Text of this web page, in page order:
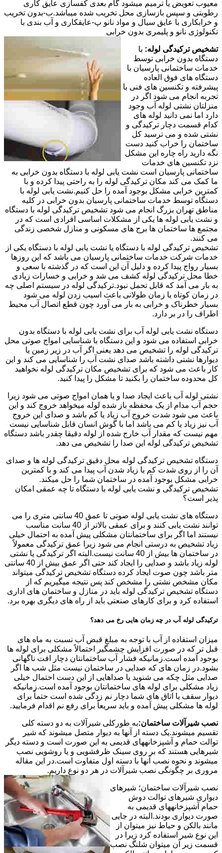
معیوب تعویض یا ترمیم میشود گام بعدی کفسازی عایق کاری
رطوبتی و سپس بازسازی محل تخریب شده میباشد.ب-بدون تخریب
و خرابکاری با عایق سیال و مواد نانو پ-عایقکاری و آب بندی با
تکنولوژی نانو و پلیمری بدون خرابی
تشخیص ترکیدگی لوله: با
دستگاه بدون خرابی توسط
خدمات ساختمانی پارسیان با
دستگاه های فوق العاده
پیشرفته و تکنسین های فنی با
تجربه انجام می شود اگر در
منزلتان نشتی لوله آب وجود
دارد اما نمی دانید لوله های
کدام قسمت دچار ترکیدگی و
نشتی شده و می ترسید کل
ساختمان را خراب کنید دست
نگه دارید راه چاره این مشکل
نزد تکنسین های خدمات
ساختمانی پارسیان است نشت یابی لوله با دستگاه بدون خرابی به
ما کمک می کند مکان ترکیدگی لوله را به راحتی پیدا کرده و با
کمترین خرابی مشکل بوجود آمده را حل کنیم.نشت یابی لوله با
دستگاه توسط خدمات ساختمانی پارسیان بدون خرابی در کلیه
مناطق تهران بزرگ انجام می شود تشخیص ترکیدگی لوله با دستگاه
و نشت یابی لوله ها یکی از مشکلات اساسی افرادی است که در
مجتمع ها ساختمان ها برج های مسکونی و منازل شخصی زندگی
می کنند.
تشخیص ترکیدگی لوله با دستگاه یا نشت یابی لوله با دستگاه یکی از
خدمات شرکت خدمات ساختمانی پارسیان می باشد که این روزها
بسیار رواج پیدا کرده و دلیل آن این است که در گذشته با سعی و
خطا محل ترکیدگی لوله کشف می شد و خرابی و خسارات زیادی
به بار می آمد که قابل تحمل نبود.ترکیدگی لوله در سیستم اصلی چه
در زمان کوتاه یا زمان طولانی باعث اسیب زدن لوله می شود
بسیار خطرناک و خرابی به بار می آورد چون قطع اتصال آب محیط
اطراف را در بر دارد.
دستگاه نشت یابی لوله آب برای نشت یابی لوله با دستگاه بدون
خرابی استفاده می شود و این دستگاه با شناسایی امواج صوتی محل
ترکیدگی لوله را تشخیص می دهد یعنی اگر آب در زیر زمین یا
دیوارها نشتی داشته باشد صدای نشت آب را شناسایی می کند و این
کار باعث می شود که برای تشخیص مکان ترکیدگی لوله نخواهید
کل محدوده ساختمان را بکنید تا مشکل را پیدا کنید.
نشتی لوله آب باعث ایجاد صدا و یا همان امواج صوتی می شود زیرا
حجم آب مدام از یک محفظه باز شده لوله میخواهد خروج کند و این
باعث می شود شدت خروج آب زیاد یا کم باشد و صدای این خروج
آب نیز زیاد یا کم می باشد اما با گوش انسان قابل شناسایی نیست
مهم نیست که مقدار آب خارج شده از لوله دقیقا چقدر باشد دستگاه
تشخیص ترکیدگی لوله این صدا را تشخیص می دهد.
دستگاه تشخیص ترکیدگی لوله محل دقیق ترکیدگی لوله ها و صدای
آن را از روی شدت کم یا زیاد شدن آب پیدا می کند و با کمترین
خرابی مشکل بوجود آمده در ساختمان شما را حل میکند.
تشخیص ترکیدگی و نشت یابی لوله با دستگاه تا چه عمقی امکان
پذیر است؟
دستگاه های نشت یابی لوله صوتی تا عمق 40 سانتی متری را می
توانند نشت یابی کنند و برای عمقی بالاتر از 40 سانت مناسب
نیستند اما اگر برای ساختمانتان مشکلی پیش آمده به احتمال خیلی
زیاد تشخیص به درستی انجام می شود زیرا عمق ترکیدگی معمولاً
در ساختمان ها بیش از 40 سانت نیست.البته اگر ترکیدگی یا نشتی
لوله زیاد باشد و صدایی را ایجاد کند حتی اگر عمق بیش از 40 سانتی
متر باشد چون صوت ایجاد کرده دستگاه تشخیص ترکیدگی میتواند
مکان مشخص نشتی را مشخص کند پس نتیجه میگیریم که از
دستگاه تشخیص ترکیدگی لوله باید در منازل و ساختمان های اداری
استفاده کرد و برای کارهای صنعتی باید از راه های دیگری بهره برد.
ترکیدگی لوله آب در چه زمان هایی رخ می دهد؟
میزان استفاده از آب با توجه به مبلغ قبض آب نسبت به ماه های
قبل تر که در صورت افزایش چشمگیر احتمالاً مشکلی برای لوله ها
بوجود آمده است.زمانیکه فشار آب ساختمانتان دچار افت ناگهانی
بشود.در زمان های که صدایی در ساختمان نیست مثل شب ها اگر
صدایی مثل چکه می شنوید یا صداهایی از این دست احتمال خیلی
زیاد مشکلی برای لوله های ساختمانتان بوجود آمده است.زمانیکه
دیوار سقف یا اتاق های شما دچار نم زدگی شده است حتماً برای
لوله ها مشکلی پیش آمده و باید سریعاً برای رفع نم اقدام فرمایید.
نصب شیرآلات ساختمان:به طورکلی شیرآلات به دو دسته کلی
تقسیم میشوند.یک دسته از آنها به دیوار متصل میشوند که شیر
توالت حمام و آشپزخانههای قدیمی به این صورت است و دسته دیگر
شیرهایی هستند که بر روی سینک ظرفشویی و یا روشویی نصب
میشوند و نحوه نصب آنها با دسته اول متفاوت است.در این مقاله
مروری بر چگونگی نصب شیرآلات در هر دو نوع داریم.
نصب شیرآلات ساختمان؛ شیرهای
دیواری شیرهای توالت دوش
حمام آشپزخانههای قدیمی به
صورت دیواری بودند.البته در جایی
مانند بالکن و حیاط نیز میتوان از
این نوع شیر استفاده کرد زیرا در
قسمت زیر آن میتوان شلنگ نصب